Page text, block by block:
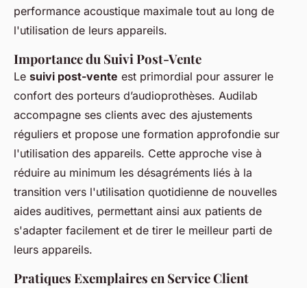
performance acoustique maximale tout au long de
l'utilisation de leurs appareils.
Importance du Suivi Post-Vente
Le suivi post-vente est primordial pour assurer le
confort des porteurs d’audioprothèses. Audilab
accompagne ses clients avec des ajustements
réguliers et propose une formation approfondie sur
l'utilisation des appareils. Cette approche vise à
réduire au minimum les désagréments liés à la
transition vers l'utilisation quotidienne de nouvelles
aides auditives, permettant ainsi aux patients de
s'adapter facilement et de tirer le meilleur parti de
leurs appareils.
Pratiques Exemplaires en Service Client